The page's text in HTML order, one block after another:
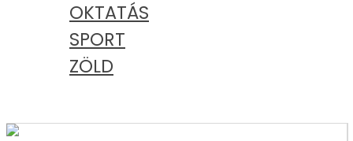
OKTATÁS
SPORT
ZÖLD